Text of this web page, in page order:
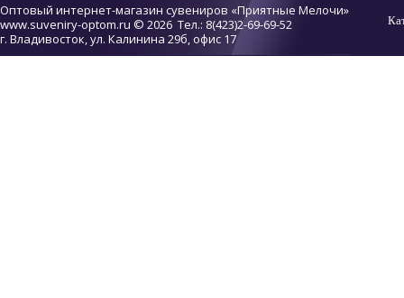
Оптовый интернет-магазин сувениров «Приятные Мелочи»
www.suveniry-optom.ru © 2026 Тел.: 8(423)2-69-69-52
г. Владивосток, ул. Калинина 29б, офис 17